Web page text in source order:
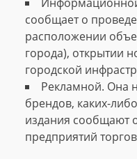
сообщает о
расположении
города), открытии
городской
Рекламной. Она
брендов, каких-
издания сообщают
предприятий